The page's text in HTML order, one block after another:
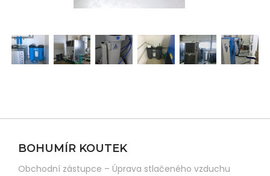
BOHUMÍR KOUTEK
Obchodní zástupce – Úprava stlačeného vzduchu